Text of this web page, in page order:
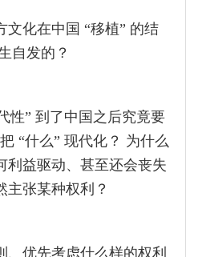
文化在中国 “移植” 的结
自发的？
性” 到了中国之后究竟要
“什么” 现代化？ 为什么
利益驱动、甚至还会丧失
主张某种权利？
、优先考虑什么样的权利